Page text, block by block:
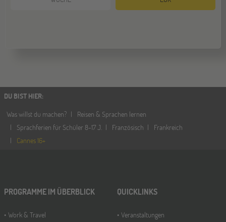
DU BIST HIER:
Was willst du machen?
Reisen & Sprachen lernen
Sprachferien für Schüler 8-17 J.
Französisch
Frankreich
Cannes 16+
PROGRAMME IM ÜBERBLICK
Work & Travel
QUICKLINKS
Veranstaltungen